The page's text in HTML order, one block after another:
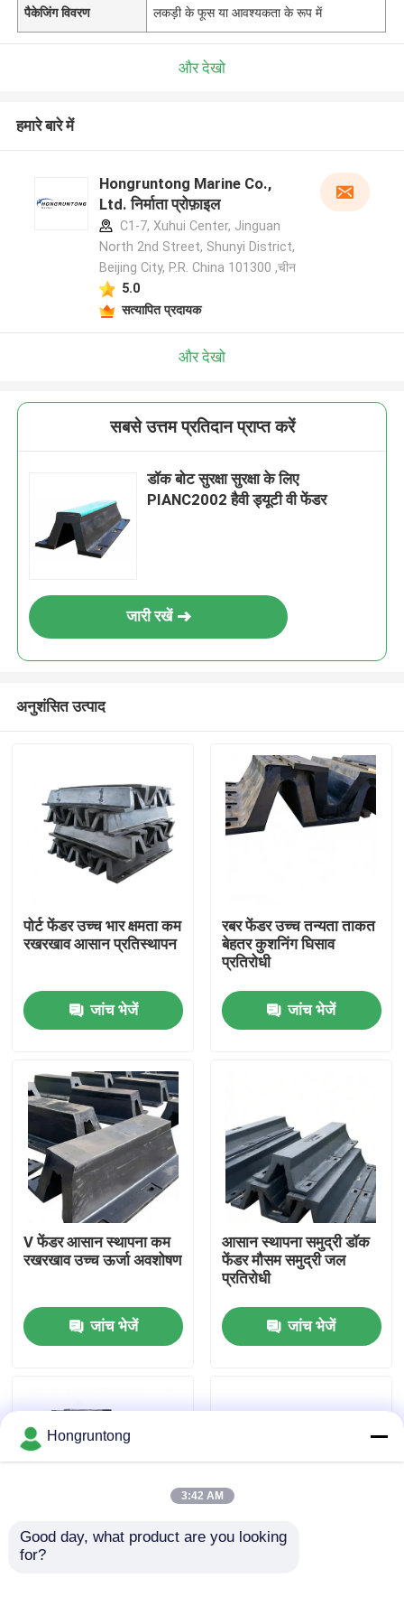
घर
उत्पाद
वीडियो
हमारे बारे में
कारखाना भ्रमण
एक उद्धरण का अनुरोध करें
योकोहामा रबर फेंडर
पैकेजिंग विवरण लकड़ी के फूस या आवश्यकता के रूप में
और देखो
हमारे बारे में
Hongruntong Marine Co.,
Ltd. निर्माता प्रोफ़ाइल
C1-7, Xuhui Center, Jinguan
North 2nd Street, Shunyi District,
Beijing City, P.R. China 101300 ,चीन
5.0
सत्यापित प्रदायक
और देखो
सबसे उत्तम प्रतिदान प्राप्त करें
डॉक बोट सुरक्षा सुरक्षा के लिए
PIANC2002 हैवी ड्यूटी वी फेंडर
जारी रखें
अनुशंसित उत्पाद
पोर्ट फेंडर उच्च भार क्षमता कम
रखरखाव आसान प्रतिस्थापन
जांच भेजें
रबर फेंडर उच्च तन्यता ताकत
बेहतर कुशनिंग घिसाव
प्रतिरोधी
जांच भेजें
V फेंडर आसान स्थापना कम
रखरखाव उच्च ऊर्जा अवशोषण
जांच भेजें
आसान स्थापना समुद्री डॉक
फेंडर मौसम समुद्री जल
प्रतिरोधी
जांच भेजें
वी डॉक फेंडर उच्च प्रभाव
Hongruntong
3:42 AM
Good day, what product are you looking
for?